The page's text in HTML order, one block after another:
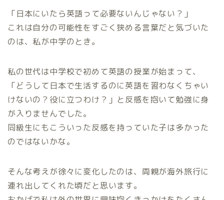
「日本にいたら英語って必要ないんじゃない？」
これは自分の可能性をすごく狭める言葉だと気づいた
のは、私が中学のとき。
私の世代は中学校で初めて英語の授業が始まって、
「どうして日本で生活するのに英語を習わなくちゃい
けないの？役に立つわけ？」と反感を抱いて勉強に身
が入りませんでした。
同級生にもこういった反感を持っていた子は多かった
のではないかな。
そんな考えが徐々に変化したのは、両親が海外旅行に
連れ出してくれた頃だと思います。